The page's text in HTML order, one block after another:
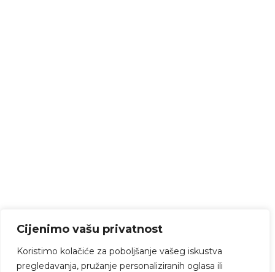
Cijenimo vašu privatnost
Koristimo kolačiće za poboljšanje vašeg iskustva
pregledavanja, pružanje personaliziranih oglasa ili